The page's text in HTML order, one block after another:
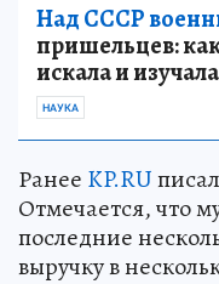
Над СССР
пришельцев:
искала и
НАУКА
Ранее KP.RU
Отмечается, что
последние
выручку в